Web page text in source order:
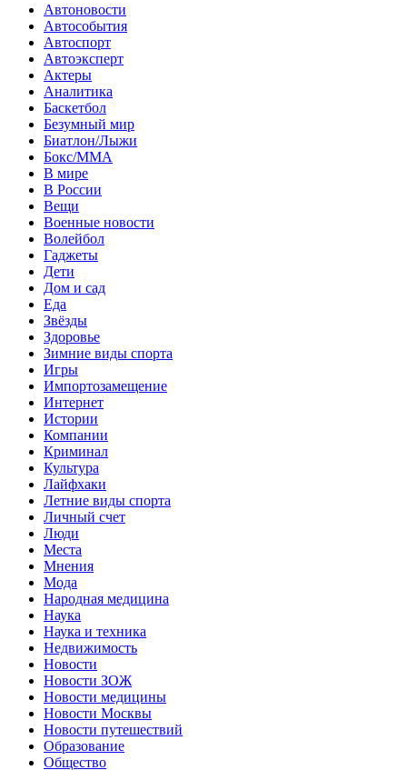
Автоновости
Автособытия
Автоспорт
Автоэксперт
Актеры
Аналитика
Баскетбол
Безумный мир
Биатлон/Лыжи
Бокс/MMA
В мире
В России
Вещи
Военные новости
Волейбол
Гаджеты
Дети
Дом и сад
Еда
Звёзды
Здоровье
Зимние виды спорта
Игры
Импортозамещение
Интернет
Истории
Компании
Криминал
Культура
Лайфхаки
Летние виды спорта
Личный счет
Люди
Места
Мнения
Мода
Народная медицина
Наука
Наука и техника
Недвижимость
Новости
Новости ЗОЖ
Новости медицины
Новости Москвы
Новости путешествий
Образование
Общество